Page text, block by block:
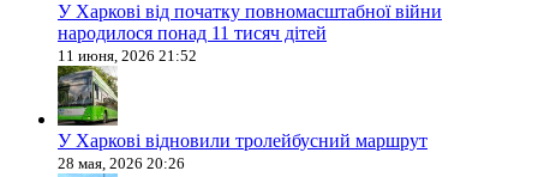
У Харкові від початку повномасштабної війни
народилося понад 11 тисяч дітей
11 июня, 2026 21:52
У Харкові відновили тролейбусний маршрут
28 мая, 2026 20:26